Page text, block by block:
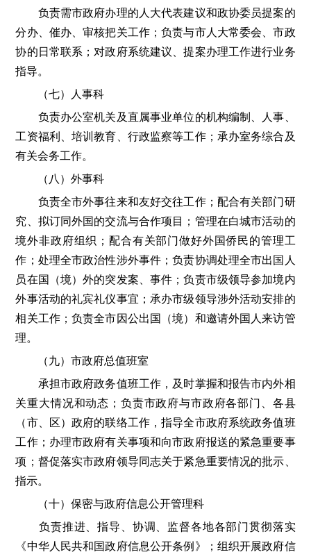
负责需市政府办理的人大代表建议和政协委员提案的
分办、催办、审核把关工作；负责与市人大常委会、市政
协的日常联系；对政府系统建议、提案办理工作进行业务
指导。
（七）人事科
负责办公室机关及直属事业单位的机构编制、人事、
工资福利、培训教育、行政监察等工作；承办室务综合及
有关会务工作。
（八）外事科
负责全市外事往来和友好交往工作；配合有关部门研
究、拟订同外国的交流与合作项目；管理在白城市活动的
境外非政府组织；配合有关部门做好外国侨民的管理工
作；处理全市政治性涉外事件；负责协调处理全市出国人
员在国（境）外的突发案、事件；负责市级领导参加境内
外事活动的礼宾礼仪事宜；承办市级领导涉外活动安排的
相关工作；负责全市因公出国（境）和邀请外国人来访管
理。
（九）市政府总值班室
承担市政府政务值班工作，及时掌握和报告市内外相
关重大情况和动态；负责市政府与市政府各部门、各县
（市、区）政府的联络工作，指导全市政府系统政务值班
工作；办理市政府有关事项和向市政府报送的紧急重要事
项；督促落实市政府领导同志关于紧急重要情况的批示、
指示。
（十）保密与政府信息公开管理科
负责推进、指导、协调、监督各地各部门贯彻落实
《中华人民共和国政府信息公开条例》；组织开展政府信